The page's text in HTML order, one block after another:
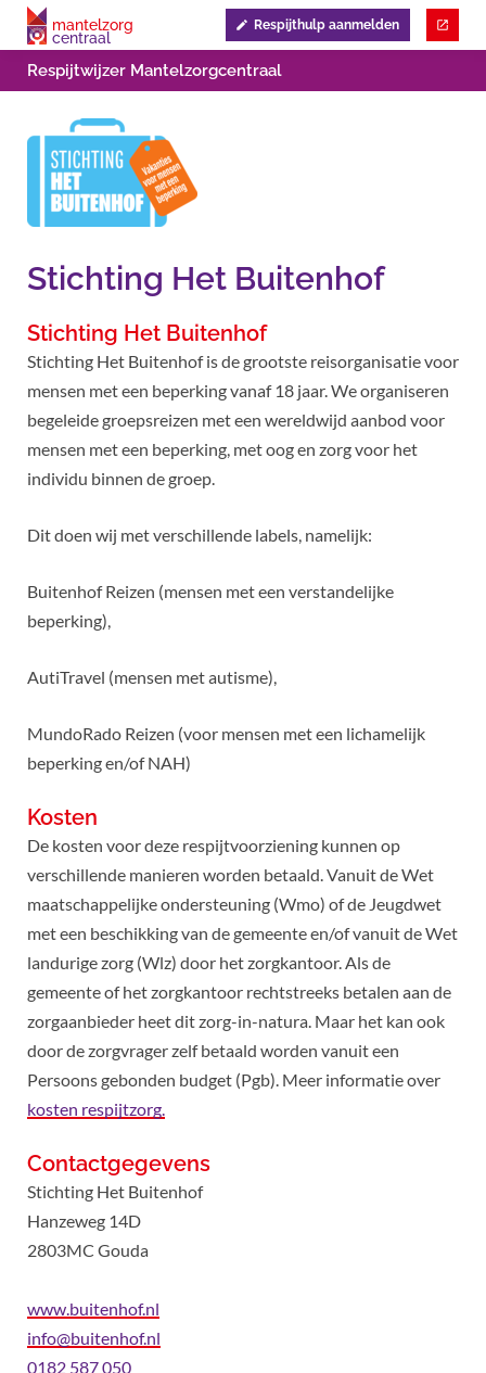
mantelzorg
centraal
Respijthulp aanmelden
Respijtwijzer Mantelzorgcentraal
Stichting Het Buitenhof
Stichting Het Buitenhof
Stichting Het Buitenhof is de grootste reisorganisatie voor
mensen met een beperking vanaf 18 jaar. We organiseren
begeleide groepsreizen met een wereldwijd aanbod voor
mensen met een beperking, met oog en zorg voor het
individu binnen de groep.
Dit doen wij met verschillende labels, namelijk:
Buitenhof Reizen (mensen met een verstandelijke
beperking),
AutiTravel (mensen met autisme),
MundoRado Reizen (voor mensen met een lichamelijk
beperking en/of NAH)
Kosten
De kosten voor deze respijtvoorziening kunnen op
verschillende manieren worden betaald. Vanuit de Wet
maatschappelijke ondersteuning (Wmo) of de Jeugdwet
met een beschikking van de gemeente en/of vanuit de Wet
landurige zorg (Wlz) door het zorgkantoor. Als de
gemeente of het zorgkantoor rechtstreeks betalen aan de
zorgaanbieder heet dit zorg-in-natura. Maar het kan ook
door de zorgvrager zelf betaald worden vanuit een
Persoons gebonden budget (Pgb). Meer informatie over
kosten respijtzorg.
Contactgegevens
Stichting Het Buitenhof
Hanzeweg 14D
2803MC Gouda
www.buitenhof.nl
info@buitenhof.nl
0182 587 050